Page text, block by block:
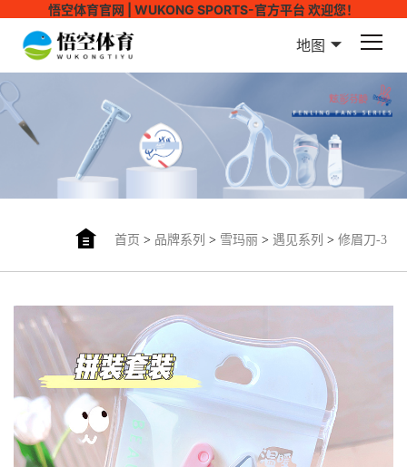
悟空体育官网 | WUKONG SPORTS-官方平台 欢迎您！
地图
首页 > 品牌系列 > 雪玛丽> 遇见系列 > 修眉刀-3